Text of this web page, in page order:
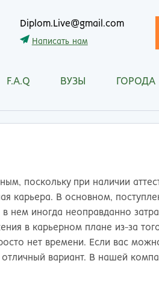
Diplom.Live@gmail.com
Написать нам
F.A.Q ВУЗЫ ГОРОДА
Сочи
Сургут
поскольку при наличии
карьера. В основном,
в нем иногда неоправданно
в карьерном плане из-за
нет времени. Если вас
вариант. В нашей